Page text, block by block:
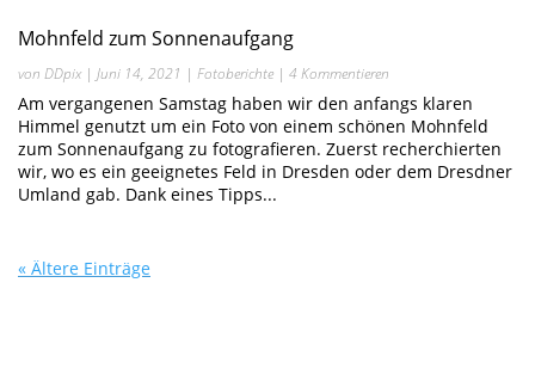
Mohnfeld zum Sonnenaufgang
von DDpix | Juni 14, 2021 | Fotoberichte | 4 Kommentieren
Am vergangenen Samstag haben wir den anfangs klaren
Himmel genutzt um ein Foto von einem schönen Mohnfeld
zum Sonnenaufgang zu fotografieren. Zuerst recherchierten
wir, wo es ein geeignetes Feld in Dresden oder dem Dresdner
Umland gab. Dank eines Tipps...
« Ältere Einträge